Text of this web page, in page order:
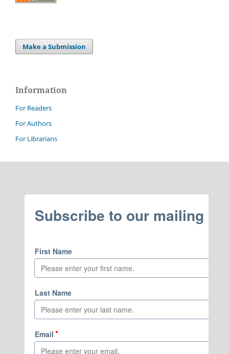
Make a Submission
Information
For Readers
For Authors
For Librarians